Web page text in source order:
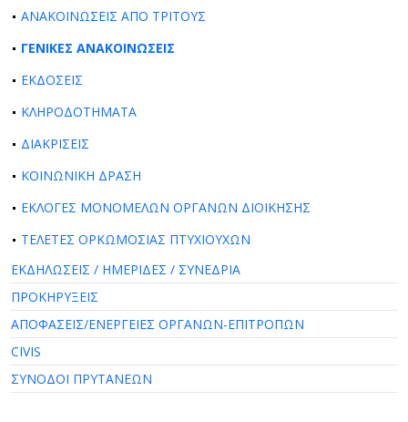
ΑΝΑΚΟΙΝΩΣΕΙΣ ΑΠΟ ΤΡΙΤΟΥΣ
ΓΕΝΙΚΕΣ ΑΝΑΚΟΙΝΩΣΕΙΣ
ΕΚΔΟΣΕΙΣ
ΚΛΗΡΟΔΟΤΗΜΑΤΑ
ΔΙΑΚΡΙΣΕΙΣ
ΚΟΙΝΩΝΙΚΗ ΔΡΑΣΗ
ΕΚΛΟΓΕΣ ΜΟΝΟΜΕΛΩΝ ΟΡΓΑΝΩΝ ΔΙΟΙΚΗΣΗΣ
ΤΕΛΕΤΕΣ ΟΡΚΩΜΟΣΙΑΣ ΠΤΥΧΙΟΥΧΩΝ
ΕΚΔΗΛΩΣΕΙΣ / ΗΜΕΡΙΔΕΣ / ΣΥΝΕΔΡΙΑ
ΠΡΟΚΗΡΥΞΕΙΣ
ΑΠΟΦΑΣΕΙΣ/ΕΝΕΡΓΕΙΕΣ ΟΡΓΑΝΩΝ-ΕΠΙΤΡΟΠΩΝ
CIVIS
ΣΥΝΟΔΟΙ ΠΡΥΤΑΝΕΩΝ